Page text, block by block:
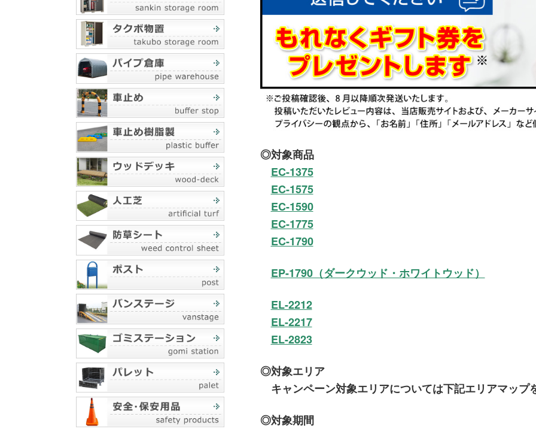
◎対象商品
EC-1375
EC-1575
EC-1590
EC-1775
EC-1790
EP-1790（ダークウッド・ホワイトウッド）
EL-2212
EL-2217
EL-2823
◎対象エリア
キャンペーン対象エリアについては下記エリアマップ
◎対象期間